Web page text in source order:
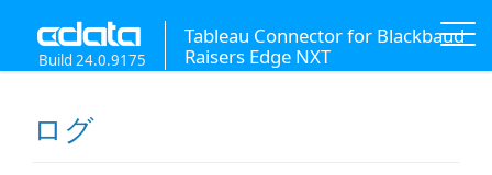
Tableau Connector for Blackbaud
Raisers Edge NXT
Build 24.0.9175
ログ